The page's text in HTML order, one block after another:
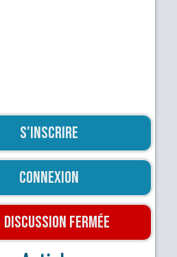
S'inscrire
Connexion
Discussion fermée